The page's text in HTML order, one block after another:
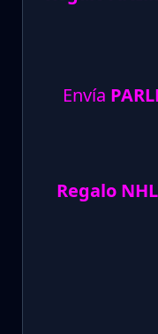
Envía
Regalo